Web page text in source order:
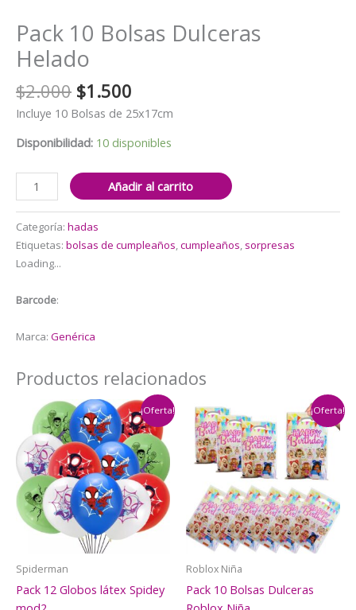
Pack 10 Bolsas Dulceras
Helado
$2.000 El
precio
era:
$1.500
precio
es:
Incluye 10 Bolsas de 25x17cm
Disponibilidad: 10 disponibles
Pack
10
Bolsas
Dulceras
Helado
cantidad
Añadir al carrito
Categoría: hadas
Etiquetas: bolsas de cumpleaños,cumpleaños, sorpresas
Loading...
Barcode:
Marca: Genérica
Productos relacionados
¡Oferta!
Spiderman
Pack 12 Globos látex Spidey
¡Oferta!
Roblox Niña
Pack 10 Bolsas Dulceras